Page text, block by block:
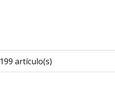
artículo(s)